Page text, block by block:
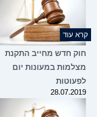
קרא עוד
חוק חדש מחייב התקנת
מצלמות במעונות יום
לפעוטות
28.07.2019